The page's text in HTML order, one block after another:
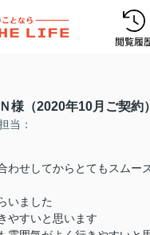
閲覧履
Ｎ様（2020年10月ご契約）
当：
わせしてからとてもスムー
いました
やすいと思います